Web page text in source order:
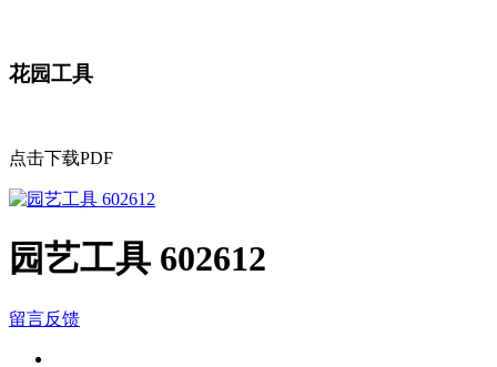
花园工具
点击下载PDF
园艺工具 602612
留言反馈